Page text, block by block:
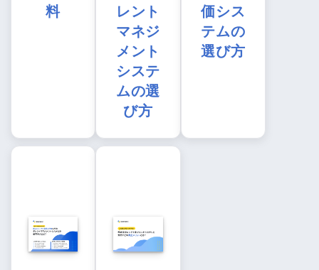
料
レント
マネジ
メント
システ
ムの選
び方
価シス
テムの
選び方